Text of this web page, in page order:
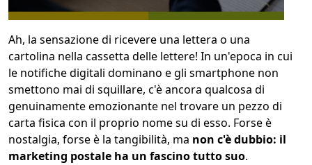
COLLO 1
kg cm
cm cm
Ah, la sensazione di ricevere una lettera o una
cartolina nella cassetta delle lettere! In un'epoca in cui
le notifiche digitali dominano e gli smartphone non
smettono mai di squillare, c'è ancora qualcosa di
genuinamente emozionante nel trovare un pezzo di
carta fisica con il proprio nome su di esso. Forse è
nostalgia, forse è la tangibilità, ma non c'è dubbio: il
marketing postale ha un fascino tutto suo.